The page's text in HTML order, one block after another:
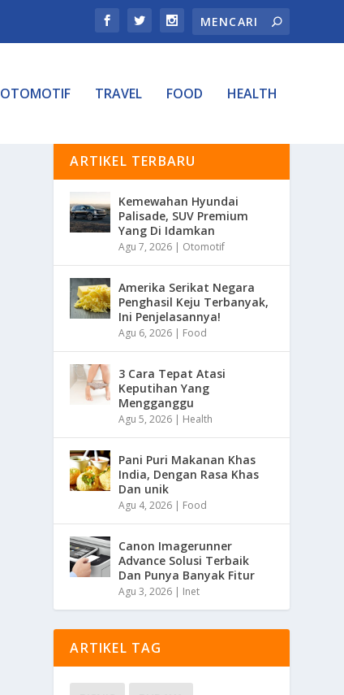
OTOMOTIF TRAVEL FOOD HEALTH
ARTIKEL TERBARU
Kemewahan Hyundai
Palisade, SUV Premium
Yang Di Idamkan
Agu 7, 2026 | Otomotif
Amerika Serikat Negara
Penghasil Keju Terbanyak,
Ini Penjelasannya!
Agu 6, 2026 | Food
3 Cara Tepat Atasi
Keputihan Yang
Mengganggu
Agu 5, 2026 | Health
Pani Puri Makanan Khas
India, Dengan Rasa Khas
Dan unik
Agu 4, 2026 | Food
Canon Imagerunner
Advance Solusi Terbaik
Dan Punya Banyak Fitur
Agu 3, 2026 | Inet
ARTIKEL TAG